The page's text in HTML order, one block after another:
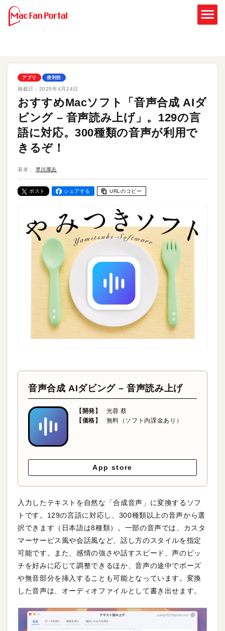
アプリ 便利技
掲載日： 2025年4月24日
おすすめMacソフト「音声合成 AIダ
ビング – 音声読み上げ」。129の言
語に対応。300種類の音声が利用で
きるぞ！
著者： 早川厚志
ポスト シェアする URLのコピー
音声合成 AIダビング – 音声読み上げ
【開発】
光蓉 蔡
【価格】
無料（ソフト内課金あり）
App store
入力したテキストを自然な「合成音声」に変換するソフ
トです。129の言語に対応し、300種類以上の音声から選
択できます（日本語は8種類）。一部の音声では、カスタ
マーサービス風や会話風など、話し方のスタイルを指定
可能です。また、感情の強さや話すスピード、声のピッ
チを好みに応じて調整できるほか、音声の途中でポーズ
や無音部分を挿入することも可能となっています。変換
した音声は、オーディオファイルとして書き出せます。